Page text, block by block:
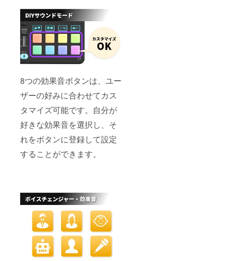
8つの効果音ボタンは、ユー
ザーの好みに合わせてカス
タマイズ可能です。自分が
好きな効果音を選択し、そ
れをボタンに登録して設定
することができます。